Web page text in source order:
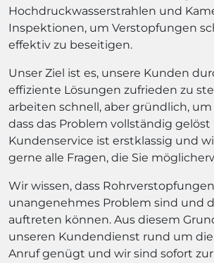
Hochdruckwasserstrahlen und
Inspektionen, um Verstopfungen
effektiv zu beseitigen.
Unser Ziel ist es, unsere Kunden
effiziente Lösungen zufrieden zu
arbeiten schnell, aber gründlich,
dass das Problem vollständig gelöst
Kundenservice ist erstklassig und
gerne alle Fragen, die Sie
Wir wissen, dass
unangenehmes Problem sind und
auftreten können. Aus diesem
unseren Kundendienst rund um die
Anruf genügt und wir sind sofort